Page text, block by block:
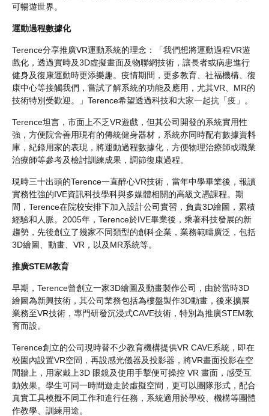
可暢遊世界。
運動過程數據化
Terence分享推廣VR運動系統的理念：「我們想將運動過程VR遊
戲化，透過實時及3D虛擬畫面及物聯網技術，讓長者或病患進行
健身及復康運動時更添樂趣。疫情期間，更多教育、社福機構、復
康中心等接觸我們，嘗試了解系統的功能及應用，尤其VR、MR的
技術特別受歡迎。」Terence希望透過科技和大家一起抗「疫」。
Terence坦言，市面上不乏VR遊戲，但其公司開發的系統實用性
強，方便院舍善用現有的傳統健身器材，系統亦同時配有數據資料
庫，紀錄用家的表現，將運動過程數據化，方便物理治療師或職業
治療師等參考及檢討訓練成果，調節復康過程。
現時三十出頭的Terence一直醉心VR技術，當年中學畢業後，報讀
實務性強的IVE資訊科技學科與多媒體相關的高級文憑課程。期
間，Terence在院校安排下加入設計公司實習，負責3D繪圖，累積
經驗和人脈。2005年，Terence於IVE畢業後，乘著科技發展的新
趨勢，先後創立了幾家不同類型的創科企業，業務範疇廣泛，包括
3D繪圖、動畫、VR，以及MR系統等。
推廣STEM教育
早期，Terence曾創立一家3D繪圖及動畫製作公司，由於當時3D
繪圖為新興技術，其公司業務包括為樓盤製作3D動畫，後來擴展
業務至VR技術，專門研發沉浸式CAVE技術，特別為推廣STEM教
育而設。
Terence創立的公司現時替不少教育機構提供VR CAVE系統，即在
校園內設置VR空間，再設感光儀器及投影器，將VR畫面投影在空
間牆上，用家戴上3D 眼鏡及使用手掣便可操控 VR 畫面，感受互
動效果。學生可同一時間遊走於虛擬空間，更可以團隊形式，配合
真實工具模擬不同工作和進行任務，系統適用於學校、機構等團體
作教學、訓練用途。